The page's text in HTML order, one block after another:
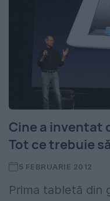
Cine a inventat
Tot ce trebuie
5 FEBRUARIE 2012
Prima tabletă din